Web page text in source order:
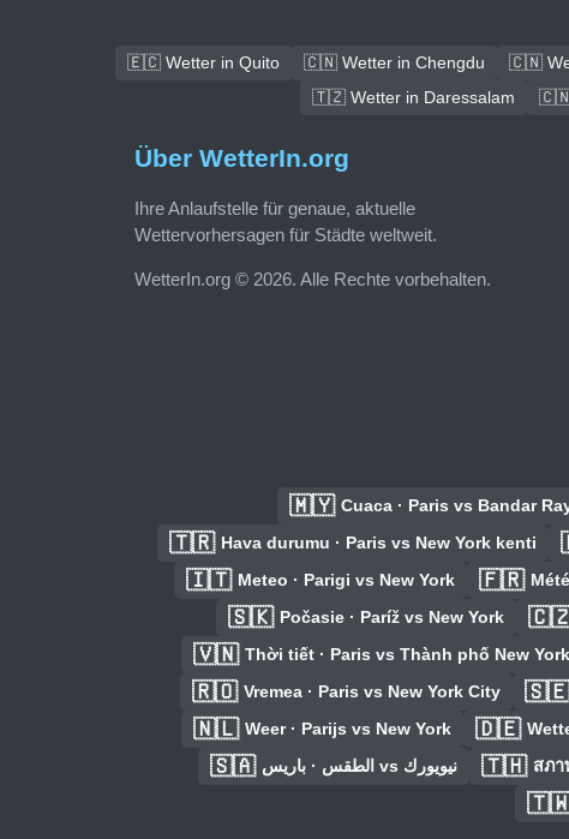
🇪🇨 Wetter in Quito 🇨🇳 Wetter in Chengdu 🇨🇳
🇹🇿 Wetter in Daressalam
🇨🇳
Über WetterIn.org
Ihre Anlaufstelle für genaue, aktuelle
Wettervorhersagen für Städte weltweit.
WetterIn.org © 2026. Alle Rechte vorbehalten.
🇲🇾 Cuaca · Paris vs Bandar
🇹🇷 Hava durumu · Paris vs New York kenti
🇮🇹 Meteo · Parigi vs New York 🇫🇷
🇸🇰 Počasie · Paríž vs New York
🇻🇳 Thời tiết · Paris vs Thành phố New York
🇷🇴 Vremea · Paris vs New York City 🇸🇪
🇳🇱 Weer · Parijs vs New York 🇩🇪
🇸🇦 الطقس · باريس vs نيويورك 🇹🇭 สภา